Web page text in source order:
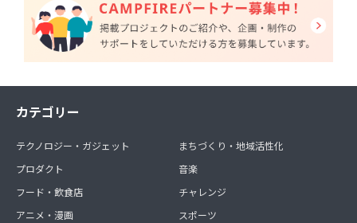
カテゴリー
テクノロジー・ガジェット
プロダクト
フード・飲食店
アニメ・漫画
まちづくり・地域活性化
音楽
チャレンジ
スポーツ